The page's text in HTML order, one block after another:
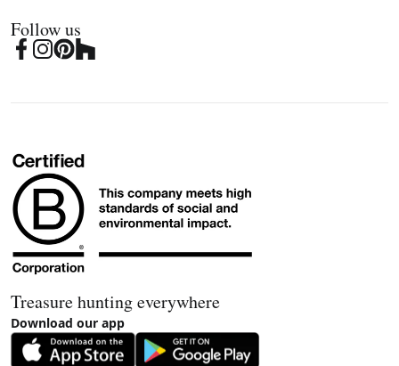
Follow us
Treasure hunting everywhere
Download our app